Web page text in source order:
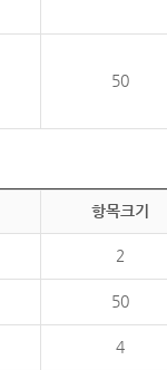
50
항목크기
2
50
4